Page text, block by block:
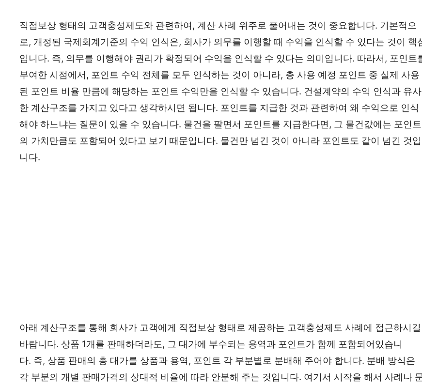
직접보상 형태의 고객충성제도와 관련하여, 계산 사례 위주로 풀어내는 것이 중요합니다. 기본적으
로, 개정된 국제회계기준의 수익 인식은, 회사가 의무를 이행할 때 수익을 인식할 수 있다는 것이 핵
입니다. 즉, 의무를 이행해야 권리가 확정되어 수익을 인식할 수 있다는 의미입니다. 따라서, 포인트
부여한 시점에서, 포인트 수익 전체를 모두 인식하는 것이 아니라, 총 사용 예정 포인트 중 실제 사용
된 포인트 비율 만큼에 해당하는 포인트 수익만을 인식할 수 있습니다. 건설계약의 수익 인식과 유사
한 계산구조를 가지고 있다고 생각하시면 됩니다. 포인트를 지급한 것과 관련하여 왜 수익으로 인식
해야 하느냐는 질문이 있을 수 있습니다. 물건을 팔면서 포인트를 지급한다면, 그 물건값에는 포인트
의 가치만큼도 포함되어 있다고 보기 때문입니다. 물건만 넘긴 것이 아니라 포인트도 같이 넘긴 것입
니다.
아래 계산구조를 통해 회사가 고객에게 직접보상 형태로 제공하는 고객충성제도 사례에 접근하시길
바랍니다. 상품 1개를 판매하더라도, 그 대가에 부수되는 용역과 포인트가 함께 포함되어있습니
다. 즉, 상품 판매의 총 대가를 상품과 용역, 포인트 각 부분별로 분배해 주어야 합니다. 분배 방식은
각 부분의 개별 판매가격의 상대적 비율에 따라 안분해 주는 것입니다. 여기서 시작을 해서 사례나